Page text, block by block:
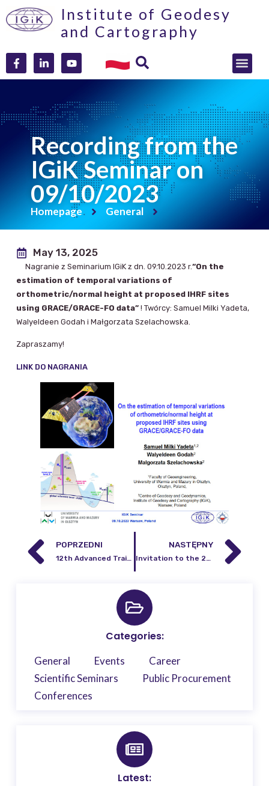
Institute of Geodesy
and Cartography
Recording from the
IGiK Seminar on
09/10/2023
Homepage General
May 13, 2025
Nagranie z Seminarium IGiK z dn. 09.10.2023 r.“On the
estimation of temporal variations of
orthometric/normal height at proposed IHRF sites
using GRACE/GRACE-FO data” ! Twórcy: Samuel Milki Yadeta,
Walyeldeen Godah i Małgorzata Szelachowska.
Zapraszamy!
LINK DO NAGRANIA
POPRZEDNI
12th Advanced Training Course on Land Remote Sensing: Hydrology and hazards.
NASTĘPNY
Invitation to the 2nd InCoNaDa webinar
Categories:
General Events
Career
Scientific Seminars
Public Procurement
Conferences
Latest: